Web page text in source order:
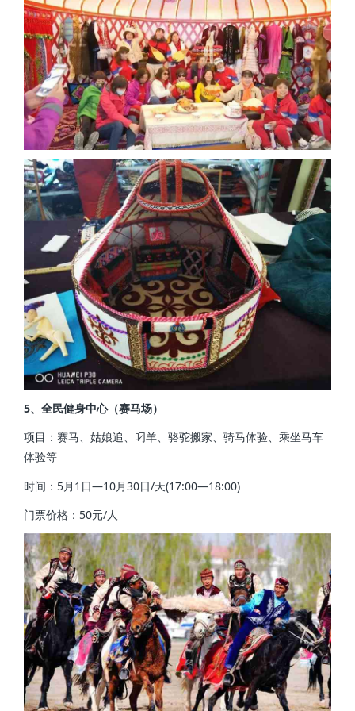
5、全民健身中心（赛马场）
项目：赛马、姑娘追、叼羊、骆驼搬家、骑马体验、乘坐马车
体验等
时间：5月1日—10月30日/天(17:00—18:00)
门票价格：50元/人